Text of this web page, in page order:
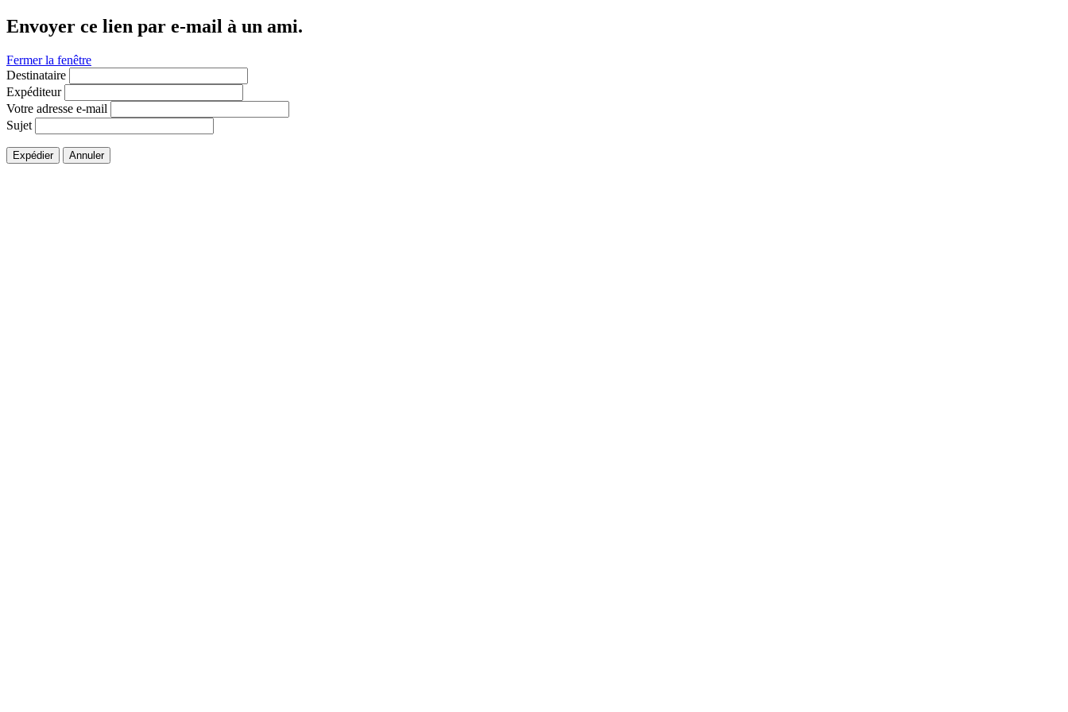
Envoyer ce lien par e-mail à un ami.
Fermer la fenêtre
Destinataire
Expéditeur
Votre adresse e-mail
Sujet
Expédier Annuler